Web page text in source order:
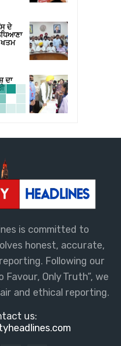
ਦੇ
ਖਤਮ
ਦਾ
is committed to
honest, accurate,
Following our
Favour, Only Truth”, we
and ethical reporting.
us: